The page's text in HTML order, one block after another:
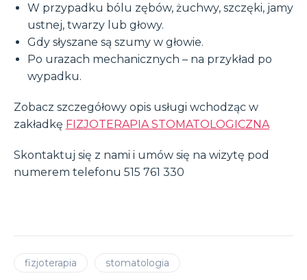
W przypadku bólu zębów, żuchwy, szczęki, jamy
ustnej, twarzy lub głowy.
Gdy słyszane są szumy w głowie.
Po urazach mechanicznych – na przykład po
wypadku.
Zobacz szczegółowy opis usługi wchodząc w
zakładkę FIZJOTERAPIA STOMATOLOGICZNA
Skontaktuj się z nami i umów się na wizytę pod
numerem telefonu 515 761 330
fizjoterapia stomatologia